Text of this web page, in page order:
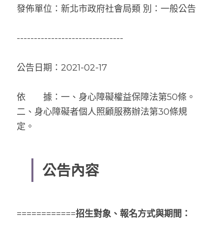
發佈單位：新北市政府社會局類 別：一般公告
-------------------------------
公告日期：2021-02-17
依　　據：一、身心障礙權益保障法第50條。
二、身心障礙者個人照顧服務辦法第30條規
定。
公告內容
============招生對象、報名方式與期間：